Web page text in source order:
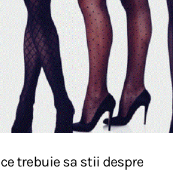
trebuie sa stii despre